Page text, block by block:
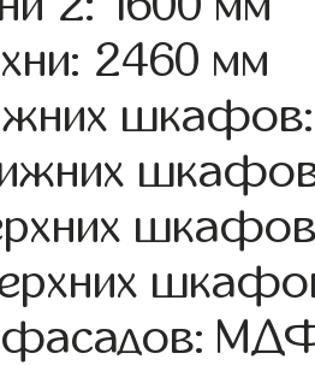
2460 мм
фасадов: